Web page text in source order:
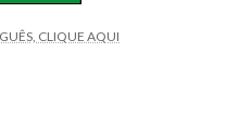
CLIQUE AQUI